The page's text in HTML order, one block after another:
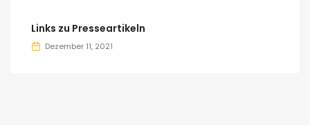
Links zu Presseartikeln
Dezember 11, 2021